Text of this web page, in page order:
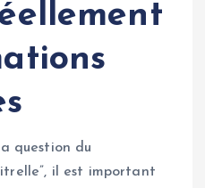
question du
il est important